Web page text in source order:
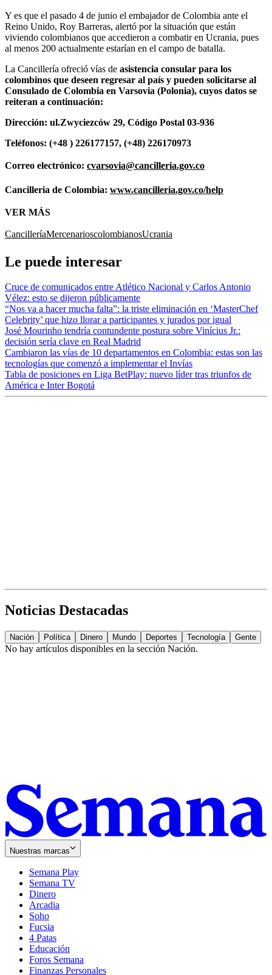
Y es que el pasado 4 de junio el embajador de Colombia ante el
Reino Unido, Roy Barreras, alertó por la situación que están
viviendo colombianos que accedieron a combatir en Ucrania, pues
al menos 200 actualmente estarían en el campo de batalla.
La Cancillería ofreció vías de asistencia consular para los
colombinos que deseen regresar al país y pueden solicitarse al
Consulado de Colombia en Varsovia (Polonia), cuyos datos se
reiteran a continuación:
Dirección: ul.Zwyciezców 29, Código Postal 03-936
Teléfonos: (+48 ) 226177157, (+48) 226170973
Correo electrónico: cvarsovia@cancilleria.gov.co
Cancilleria de Colombia: www.cancilleria.gov.co/help
VER MÁS
CancilleríaMercenarioscolombianosUcrania
Le puede interesar
Cruce de comunicados entre Atlético Nacional y Carlos Antonio
Vélez: esto se dijeron públicamente
“Nos va a hacer mucha falta”: la triste eliminación en ‘MasterChef
Celebrity’ que hizo llorar a participantes y jurados por igual
José Mourinho tendría contundente postura sobre Vinícius Jr.:
decisión sería clave en Real Madrid
Cambiaron las vías de 10 departamentos en Colombia: estas son las
tecnologías que comenzó a implementar el Invías
Tabla de posiciones en Liga BetPlay: nuevo líder tras triunfos de
América e Inter Bogotá
Noticias Destacadas
Nación Política Dinero Mundo Deportes Tecnología Gente
No hay artículos disponibles en la sección Nación.
Nuestras marcas
Semana Play
Semana TV
Dinero
Arcadia
Soho
in
new
window
Fucsia
in
new
window
4 Patas
Educación
Foros Semana
Finanzas Personales